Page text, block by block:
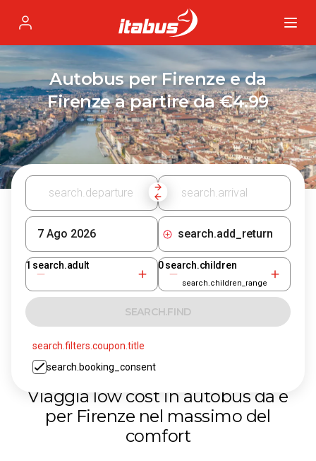
Profile
Autobus per Firenze e da
Firenze a partire da €4.99
search.add_return
1 search.adult 0 search.children
search.children_range
SEARCH.FIND
search.booking_consent
search.filters.coupon.title
Viaggia low cost in autobus da e
per Firenze nel massimo del
comfort